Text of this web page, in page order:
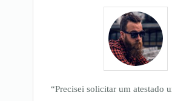
“Precisei solicitar um atestado